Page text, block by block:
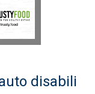
disabili